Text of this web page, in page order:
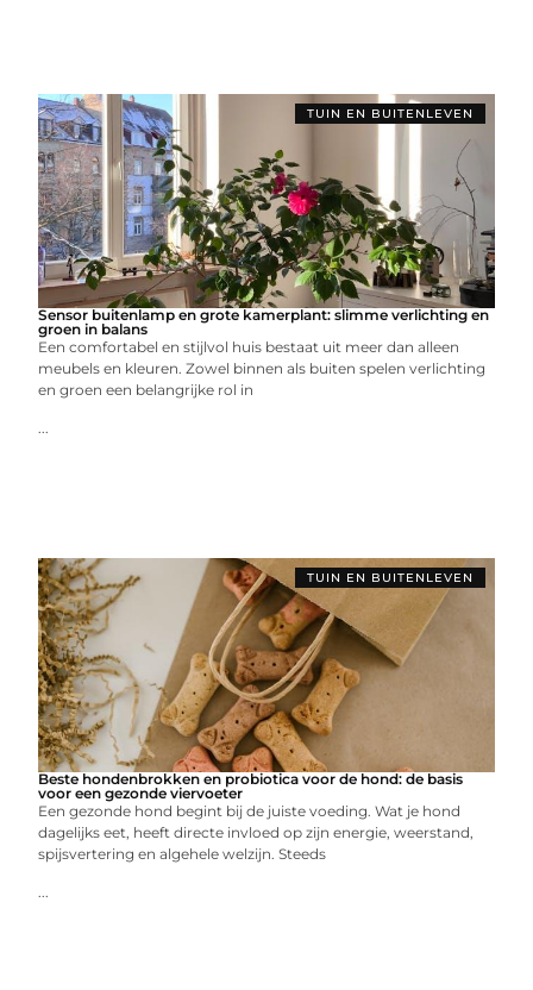
TUIN EN BUITENLEVEN
Sensor buitenlamp en grote kamerplant: slimme verlichting en
groen in balans
Een comfortabel en stijlvol huis bestaat uit meer dan alleen
meubels en kleuren. Zowel binnen als buiten spelen verlichting
en groen een belangrijke rol in
...
TUIN EN BUITENLEVEN
Beste hondenbrokken en probiotica voor de hond: de basis
voor een gezonde viervoeter
Een gezonde hond begint bij de juiste voeding. Wat je hond
dagelijks eet, heeft directe invloed op zijn energie, weerstand,
spijsvertering en algehele welzijn. Steeds
...